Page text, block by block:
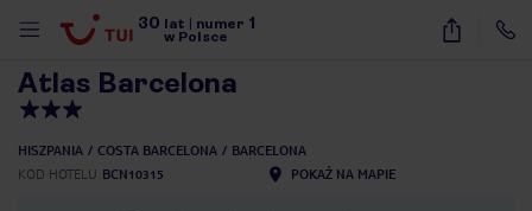
30 lat numer 1
w Polsce
22
Atlas Barcelona
HISZPANIA COSTA BARCELONA
BARCELONA
KOD HOTELU BCN10315 POKAŻ NA MAPIE